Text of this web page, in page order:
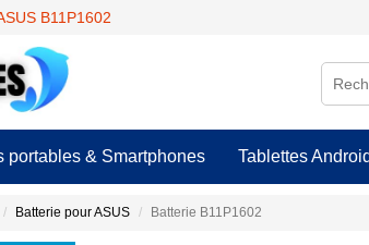
B11P1602
portables & Smartphones Tablettes
Batterie pour ASUS Batterie B11P1602